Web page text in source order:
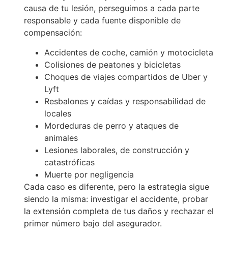
causa de tu lesión, perseguimos a cada parte
responsable y cada fuente disponible de
compensación:
Accidentes de coche, camión y motocicleta
Colisiones de peatones y bicicletas
Choques de viajes compartidos de Uber y
Lyft
Resbalones y caídas y responsabilidad de
locales
Mordeduras de perro y ataques de
animales
Lesiones laborales, de construcción y
catastróficas
Muerte por negligencia
Cada caso es diferente, pero la estrategia sigue
siendo la misma: investigar el accidente, probar
la extensión completa de tus daños y rechazar el
primer número bajo del asegurador.